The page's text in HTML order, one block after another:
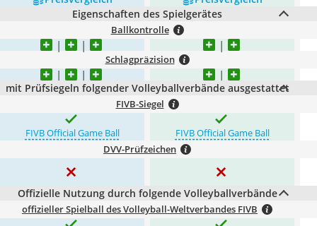
Eigenschaften des Spielgerätes
Ballkontrolle
Schlagpräzision
mit Prüfsiegeln folgender Volleyballverbände ausgestattet
FIVB-Siegel
FIVB Official Game Ball FIVB Official Game Ball
DVV-Prüfzeichen
Offizielle Nutzung durch folgende Volleyballverbände
offizieller Spielball des Volleyball-Weltverbandes FIVB